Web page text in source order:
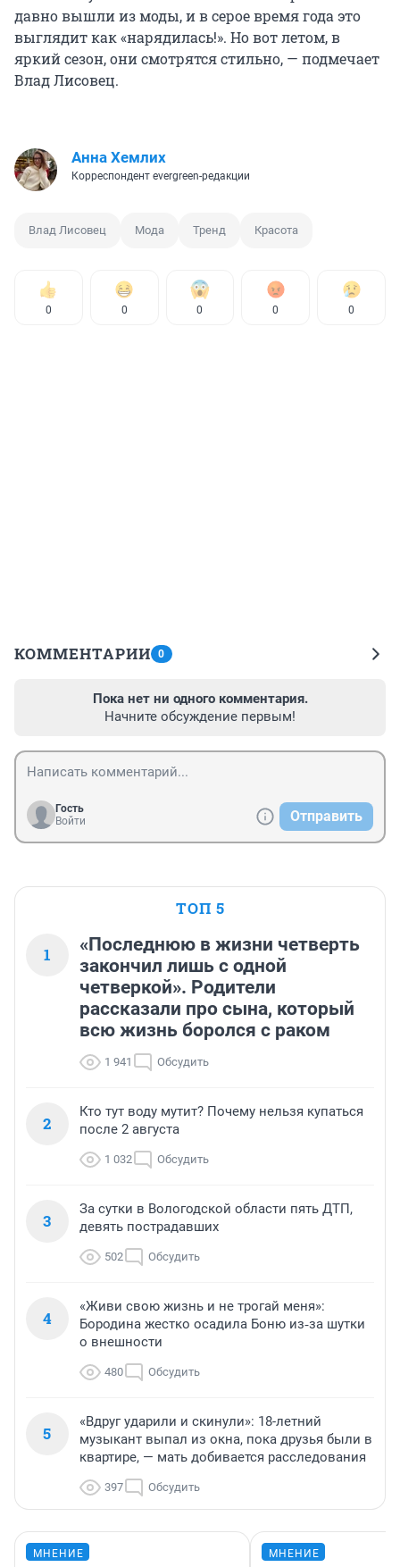
давно вышли из моды, и в серое время года это
выглядит как «нарядилась!». Но вот летом, в
яркий сезон, они смотрятся стильно, — подмечает
Влад Лисовец.
Анна Хемлих
Корреспондент evergreen-редакции
Влад Лисовец Мода Тренд Красота
0 0 0 0 0
КОММЕНТАРИИ 0
Пока нет ни одного комментария.
Начните обсуждение первым!
Гость
Войти
Отправить
ТОП 5
1
«Последнюю в жизни четверть
закончил лишь с одной
четверкой». Родители
рассказали про сына, который
всю жизнь боролся с раком
1 941 Обсудить
2
Кто тут воду мутит? Почему нельзя купаться
после 2 августа
1 032 Обсудить
3
За сутки в Вологодской области пять ДТП,
девять пострадавших
502 Обсудить
4
«Живи свою жизнь и не трогай меня»:
Бородина жестко осадила Боню из‑за шутки
о внешности
480 Обсудить
5
«Вдруг ударили и скинули»: 18-летний
музыкант выпал из окна, пока друзья были в
квартире, — мать добивается расследования
397 Обсудить
МНЕНИЕ МНЕНИЕ